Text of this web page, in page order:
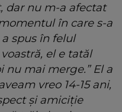
dar nu m-a afectat
în care s-a
spus în felul
el e tatăl
nu mai merge.” El a
vreo 14-15 ani,
și amiciție